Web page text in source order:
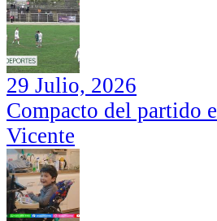
29 Julio, 2026
Compacto del partido
Vicente